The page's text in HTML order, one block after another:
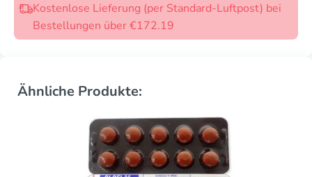
Kostenlose Lieferung (per Standard-Luftpost) bei
Bestellungen über €172.19
Ähnliche Produkte: